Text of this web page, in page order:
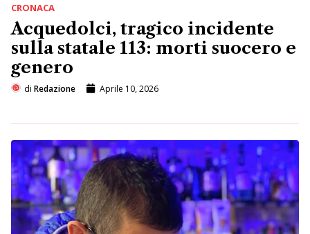
CRONACA
Acquedolci, tragico incidente
sulla statale 113: morti suocero e
genero
di Redazione Aprile 10, 2026